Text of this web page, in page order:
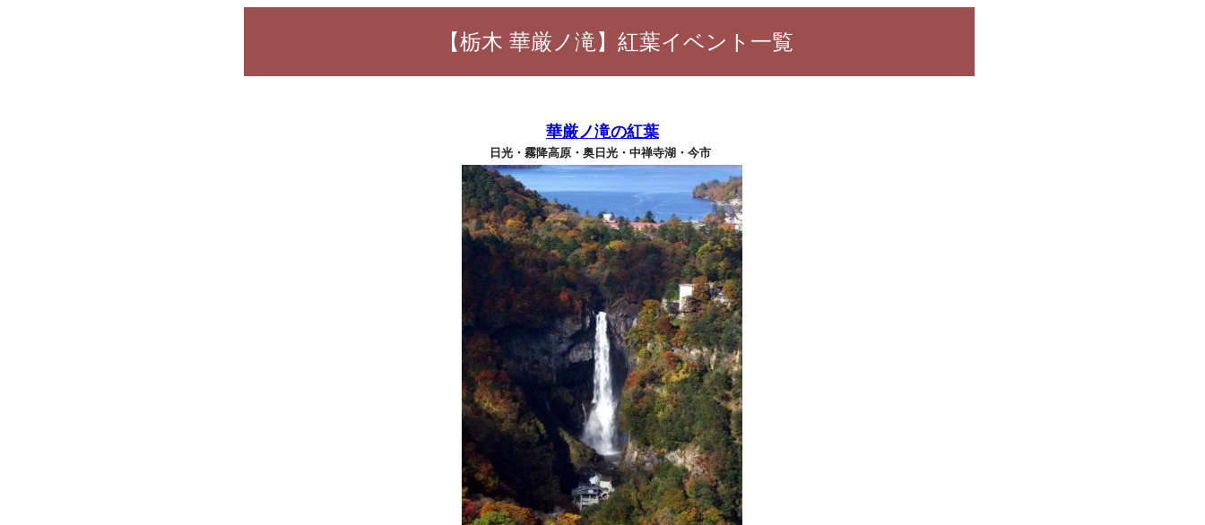
【栃木 華厳ノ滝】紅葉イベント一覧
華厳ノ滝の紅葉
日光・霧降高原・奥日光・中禅寺湖・今市